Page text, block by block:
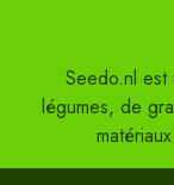
Seedo.nl
légumes, de